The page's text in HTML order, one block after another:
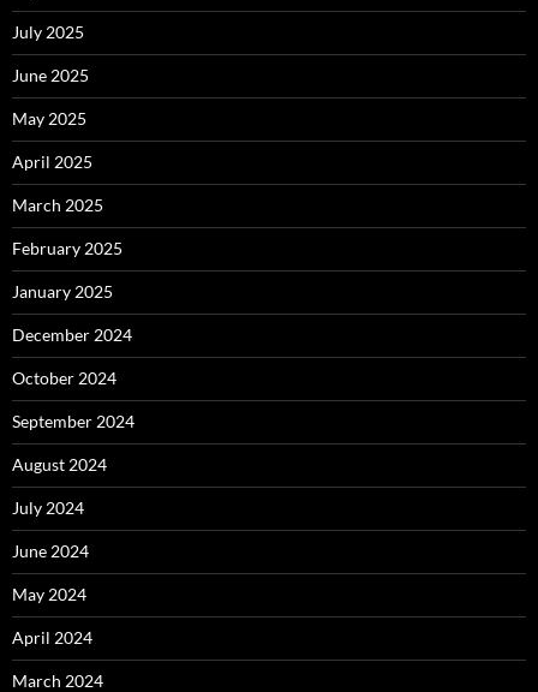
July 2025
June 2025
May 2025
April 2025
March 2025
February 2025
January 2025
December 2024
October 2024
September 2024
August 2024
July 2024
June 2024
May 2024
April 2024
March 2024